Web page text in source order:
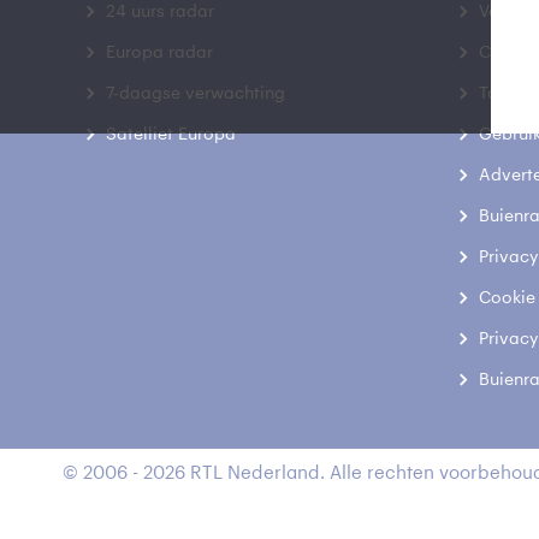
24 uurs radar
Europa radar
7-daagse verwachting
Satelliet Europa
Contact
© 2006 - 2026 RTL Nederland. Alle rechten